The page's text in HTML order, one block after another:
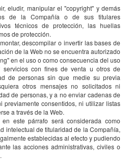
eludir, manipular el "copyright" y demás
de la Compañía o de sus titulares
técnicos de protección, las huellas
de protección.
descompilar o invertir las bases de
de la Web no se encuentra autorizado
en el uso o como consecuencia del uso
con fines de venta u otros de
de personas sin que medie su previa
otros mensajes no solicitados ni
de personas, y a no enviar cadenas de
previamente consentidos, ni utilizar listas
a través de la Web.
este párrafo será considerada como
intelectual de titularidad de la Compañía,
establecidas al efecto y pudiendo
las acciones administrativas, civiles o